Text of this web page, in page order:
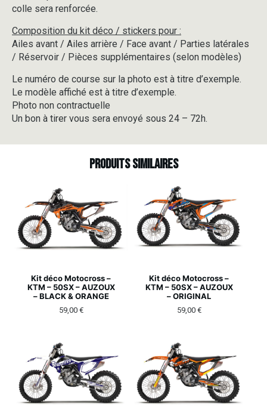
colle sera renforcée.
Composition du kit déco / stickers pour :
Ailes avant / Ailes arrière / Face avant / Parties latérales
/ Réservoir / Pièces supplémentaires (selon modèles)
Le numéro de course sur la photo est à titre d’exemple.
Le modèle affiché est à titre d’exemple.
Photo non contractuelle
Un bon à tirer vous sera envoyé sous 24 – 72h.
Produits similaires
Kit déco Motocross –
KTM – 50SX – AUZOUX
– BLACK & ORANGE
59,00 €
Kit déco Motocross –
KTM – 50SX – AUZOUX
– ORIGINAL
59,00 €